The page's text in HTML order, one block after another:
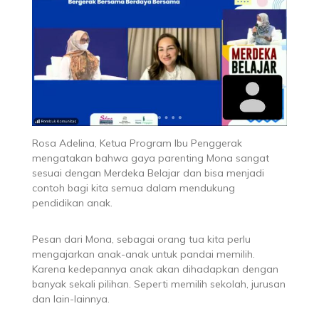
Rosa Adelina, Ketua Program Ibu Penggerak
mengatakan bahwa gaya parenting Mona sangat
sesuai dengan Merdeka Belajar dan bisa menjadi
contoh bagi kita semua dalam mendukung
pendidikan anak.
Pesan dari Mona, sebagai orang tua kita perlu
mengajarkan anak-anak untuk pandai memilih.
Karena kedepannya anak akan dihadapkan dengan
banyak sekali pilihan. Seperti memilih sekolah, jurusan
dan lain-lainnya.